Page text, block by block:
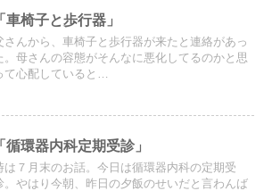
「車椅子と歩行器」
さんから、車椅子と歩行器が来たと連絡があっ
。母さんの容態がそんなに悪化してるのかと思
て心配していると…
「循環器内科定期受診」
は７月末のお話。今日は循環器内科の定期受
。やはり今朝、昨日の夕飯のせいだと言わんば